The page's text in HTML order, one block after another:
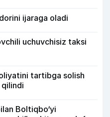
ijaraga oladi
uchuvchisiz taksi
tartibga solish
qilindi
Boltiqbo‘yi